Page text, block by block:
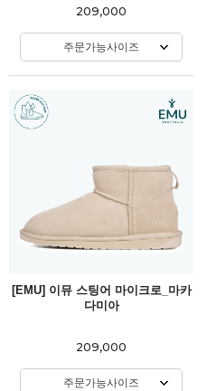
209,000
주문가능사이즈
[EMU] 이뮤 스팅어 마이크로_마카
다미아
209,000
주문가능사이즈